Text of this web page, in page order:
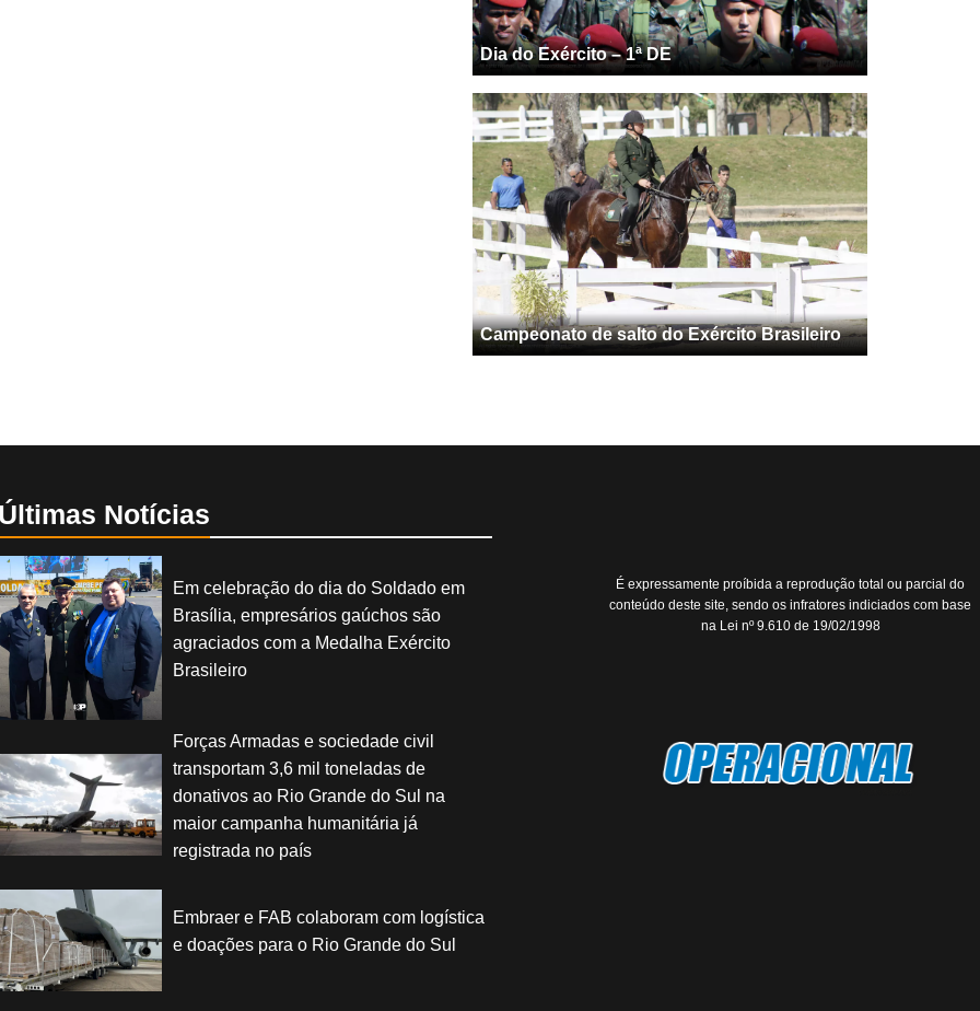
Dia do Exército – 1ª DE
Campeonato de salto do Exército Brasileiro
Últimas Notícias
Em celebração do dia do Soldado em
Brasília, empresários gaúchos são
agraciados com a Medalha Exército
Brasileiro
Forças Armadas e sociedade civil
transportam 3,6 mil toneladas de
donativos ao Rio Grande do Sul na
maior campanha humanitária já
registrada no país
Embraer e FAB colaboram com logística
e doações para o Rio Grande do Sul
É expressamente proíbida a reprodução total ou parcial do
conteúdo deste site, sendo os infratores indiciados com base
na Lei nº 9.610 de 19/02/1998